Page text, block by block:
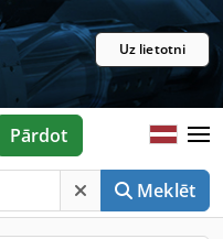
Uz lietotni
Meklēt
Pārdot